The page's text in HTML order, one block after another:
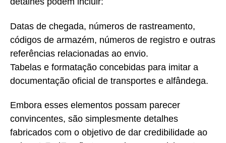
Datas de chegada, números de rastreamento,
códigos de armazém, números de registro e outras
referências relacionadas ao envio.
Tabelas e formatação concebidas para imitar a
documentação oficial de transportes e alfândega.
Embora esses elementos possam parecer
convincentes, são simplesmente detalhes
fabricados com o objetivo de dar credibilidade ao